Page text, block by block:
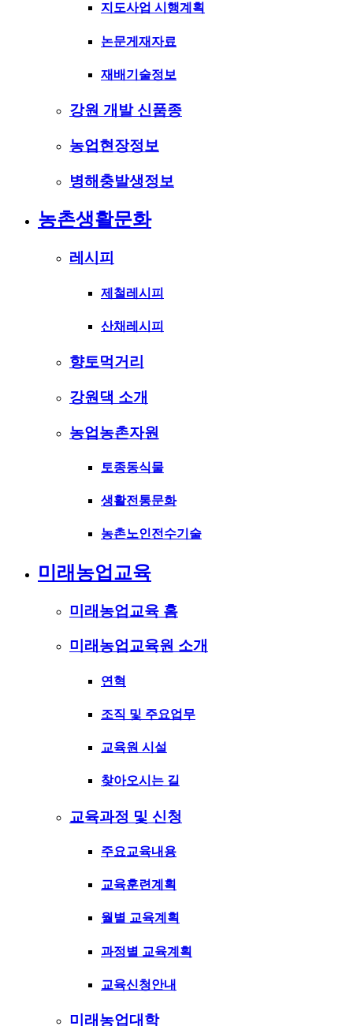
지도사업 시행계획
논문게재자료
재배기술정보
강원 개발 신품종
농업현장정보
병해충발생정보
농촌생활문화
레시피
제철레시피
산채레시피
향토먹거리
강원댁 소개
농업농촌자원
토종동식물
생활전통문화
농촌노인전수기술
미래농업교육
미래농업교육 홈
미래농업교육원 소개
연혁
조직 및 주요업무
교육원 시설
찾아오시는 길
교육과정 및 신청
주요교육내용
교육훈련계획
월별 교육계획
과정별 교육계획
교육신청안내
미래농업대학